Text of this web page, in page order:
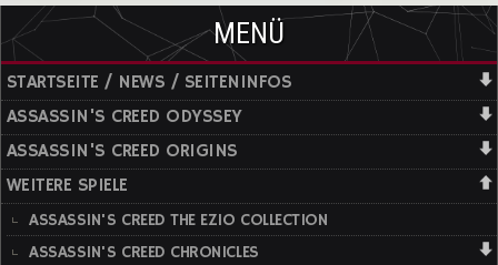
MENÜ
STARTSEITE / NEWS / SEITENINFOS
ASSASSIN'S CREED ODYSSEY
ASSASSIN'S CREED ORIGINS
WEITERE SPIELE
ASSASSIN'S CREED THE EZIO COLLECTION
ASSASSIN'S CREED CHRONICLES